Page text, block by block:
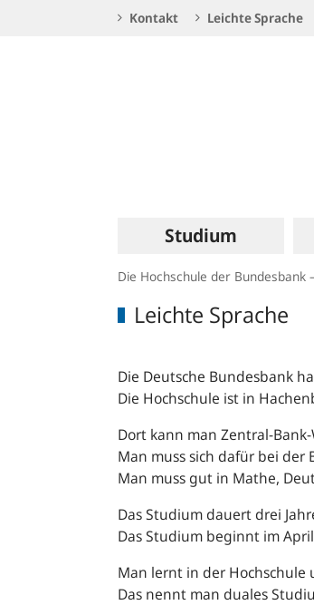
Kontakt Leichte Sprache
Hauptnavigation
Studium
Die Hochschule der Bundesbank
Leichte Sprache
Die Deutsche Bundesbank
Die Hochschule ist in
Dort kann man Zentral-
Man muss sich dafür bei der
Man muss gut in Mathe,
Das Studium dauert drei
Das Studium beginnt im
Man lernt in der
Das nennt man duales